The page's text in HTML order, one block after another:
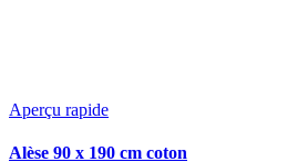
Aperçu rapide
Alèse 90 x 190 cm coton